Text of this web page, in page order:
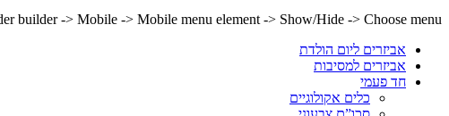
builder -> Mobile -> Mobile menu element -> Show/Hide -> Choose menu
אביזרים ליום הולדת
אביזרים למסיבות
חד פעמי
כלים אקולוגיים